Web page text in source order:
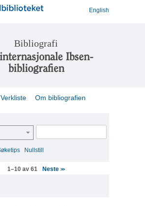
English
Bibliografi
Ibsen-
bibliografien
Verkliste Om bibliografien
Nullstill
1–10 av 61 Neste>>